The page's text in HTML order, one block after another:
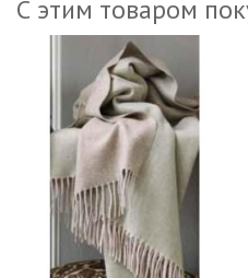
С этим товаром